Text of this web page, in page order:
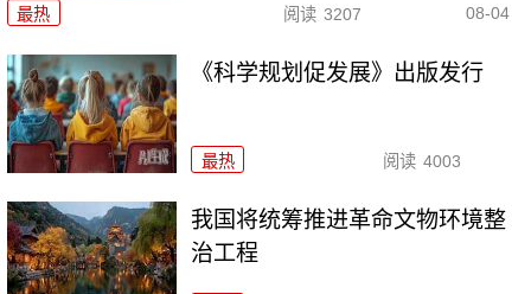
最热 阅读 3207 08-04
《科学规划促发展》出版发行
最热 阅读 4003
我国将统筹推进革命文物环境整
治工程